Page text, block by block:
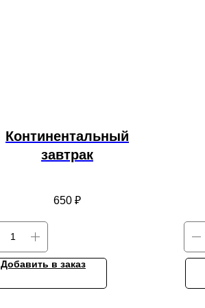
Континентальный
завтрак
650 ₽
Добавить в заказ